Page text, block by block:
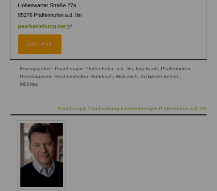
Hohenwarter Straße 27a
85276 Pfaffenhofen a.d. Ilm
paarbeziehung.net (link
zum Profil
Einzugsgebiet: Paartherapie Pfaffenhofen a.d. Ilm, Ingolstadt, Pfaffenhofen,
Petershausen, Reichertshofen, Rohrbach, Wolnzach, Schweitenkirchen,
Mühlried
Paartherapie Paarberatung Familientherapie Pfaffenhofen a.d. Ilm